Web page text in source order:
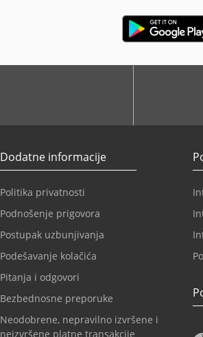
Dodatne informacije
Politika privatnosti
Podnošenje prigovora
Postupak uzbunjivanja
Podešavanje kolačića
Pitanja i odgovori
Bezbednosne preporuke
Neodobrene, nepravilno izvršene i
neizvršene platne transakcije